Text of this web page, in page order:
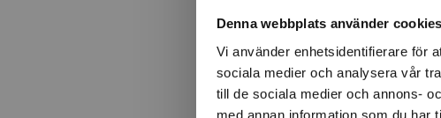
Denna webbplats använder cookies
Vi använder enhetsidentifierare för
sociala medier och analysera vår
till de sociala medier och annons-
med annan information som du har
Det